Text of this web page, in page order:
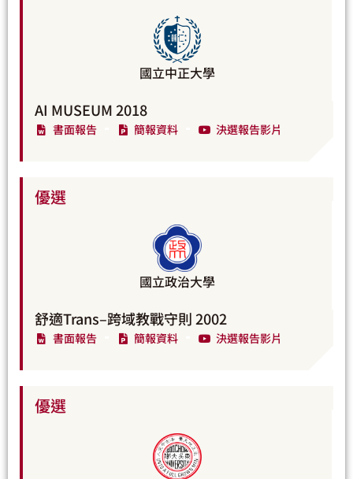
國立中正大學
AI MUSEUM 2018
書面報告 簡報資料 決選報告影片
優選
國立政治大學
舒適Trans–跨域教戰守則 2002
書面報告 簡報資料 決選報告影片
優選